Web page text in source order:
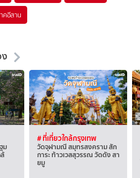
คอีสาน
ม
# ที่เที่ยวใกล้กรุงเทพ
วัดจุฬามณี สมุทรสงคราม สัก
การะ ท้าวเวสสุวรรณ วัดดัง สา
ยมู